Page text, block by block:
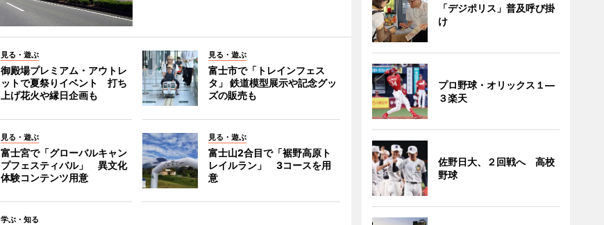
見る・遊ぶ
御殿場プレミアム・アウトレ
ットで夏祭りイベント 打ち
上げ花火や縁日企画も
見る・遊ぶ
富士市で「トレインフェス
タ」 鉄道模型展示や記念グッ
ズの販売も
見る・遊ぶ
富士宮で「グローバルキャン
プフェスティバル」 異文化
体験コンテンツ用意
見る・遊ぶ
富士山2合目で「裾野高原ト
レイルラン」 3コースを用
意
学ぶ・知る
「デジポリス」普及呼び掛
け
プロ野球・オリックス１―
３楽天
佐野日大、２回戦へ 高校
野球